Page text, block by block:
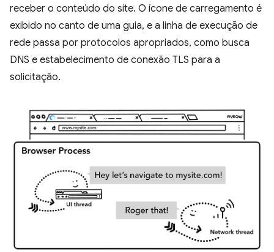
receber o conteúdo do site. O ícone de carregamento é
exibido no canto de uma guia, e a linha de execução de
rede passa por protocolos apropriados, como busca
DNS e estabelecimento de conexão TLS para a
solicitação.